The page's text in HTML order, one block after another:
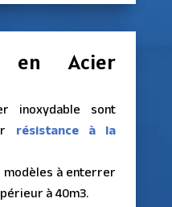
Acier
inoxydable sont
résistance à la
à enterrer
à 40m3.